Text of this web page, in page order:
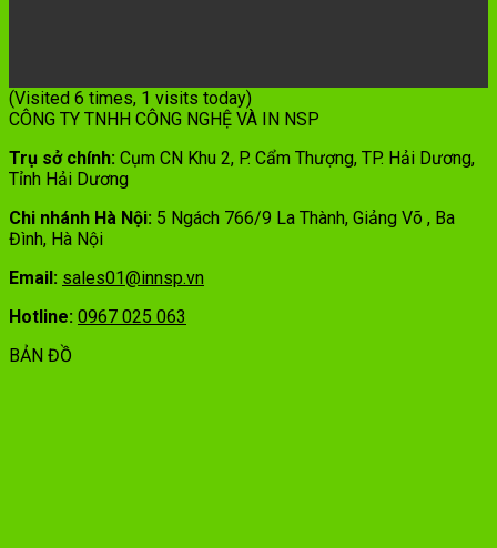
(Visited 6 times, 1 visits today)
CÔNG TY TNHH CÔNG NGHỆ VÀ IN NSP
Trụ sở chính: Cụm CN Khu 2, P. Cẩm Thượng, TP. Hải Dương,
Tỉnh Hải Dương
Chi nhánh Hà Nội: 5 Ngách 766/9 La Thành, Giảng Võ , Ba
Đình, Hà Nội
Email: sales01@innsp.vn
Hotline: 0967 025 063
BẢN ĐỒ